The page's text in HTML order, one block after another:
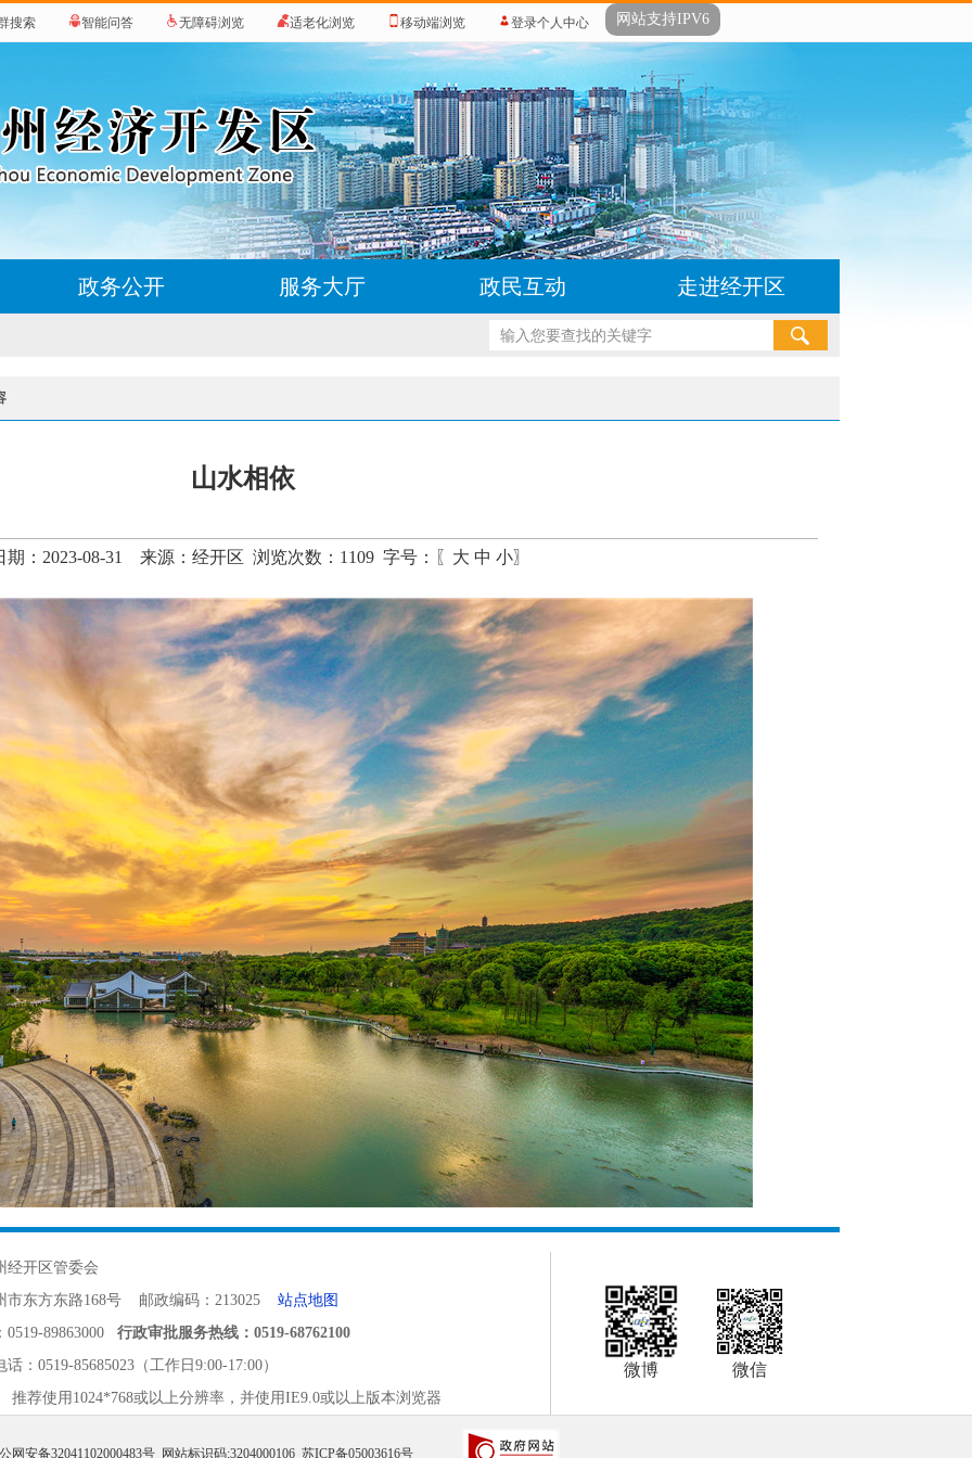
搜索 智能问答 无障碍浏览 适老化浏览 移动端浏览 登录个人中心 网站支持IPV6
政务公开 服务大厅 政民互动 走进经开区
山水相依
期：2023-08-31 来源：经开区 浏览次数： 1109 字号：〖 大 中 小〗
经开区管委会
市东方东路168号 邮政编码：213025 站点地图
0519-89863000 行政审批服务热线：0519-68762100
： 0519-85685023（工作日9:00-17:00）
荐使用1024*768或以上分辨率，并使用IE9.0或以上版本浏览器
微博 微信
网安备32041102000483号 网站标识码:3204000106 苏ICP备05003616号